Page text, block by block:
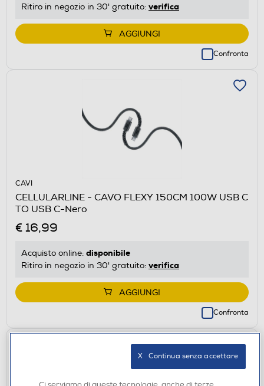
Ritiro in negozio in 30' gratuito: verifica
AGGIUNGI
Confronta
CAVI
CELLULARLINE - CAVO FLEXY 150CM 100W USB C
TO USB C-Nero
€ 16,99
Acquisto online: disponibile
Ritiro in negozio in 30' gratuito: verifica
AGGIUNGI
Confronta
X   Continua senza accettare